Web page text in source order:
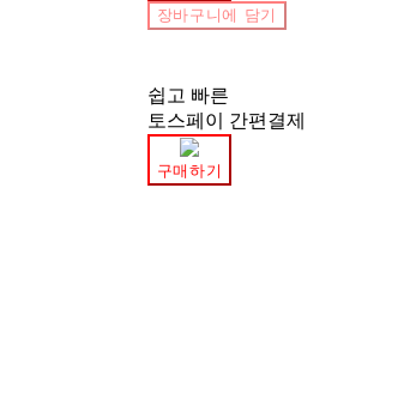
장바구니에 담기
쉽고 빠른
토스페이 간편결제
구매하기